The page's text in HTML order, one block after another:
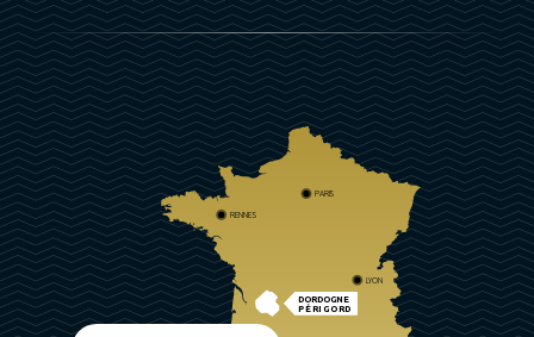
DORDOGNE
PÉRIGORD
PARIS
RENNES
LYON